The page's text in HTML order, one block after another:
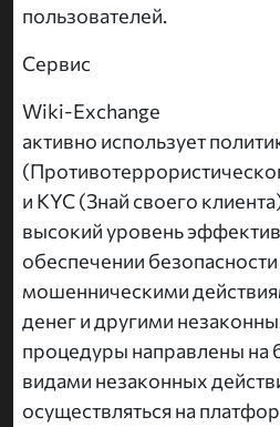
пользователей.
Сервис
Wiki-Exchange
активно использует
и KYC (Знай своего
высокий уровень
обеспечении
мошенническими
денег и другими
процедуры направлены на
видами незаконных
осуществляться на